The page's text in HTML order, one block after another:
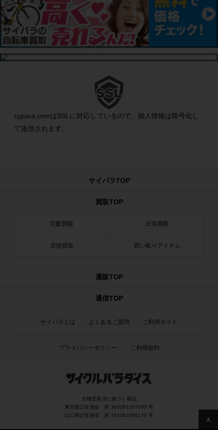
cypara.comはSSLに対応しているので、個人情報は暗号化し
て送信されます。
サイパラTOP
買取TOP
宅配買取 出張買取
店頭買取 買い取りアイテム
通販TOP
通信TOP
サイパラとは よくあるご質問 ご利用ガイド
プライバシーポリシー ご利用規約
古物営業法に基づく表記
東京都公安員会 第 303281207095 号
山口県公安員会 第 741081000170 号